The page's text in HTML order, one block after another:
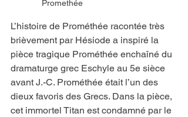
Promethée
L’histoire de Prométhée racontée très
brièvement par Hésiode a inspiré la
pièce tragique Prométhée enchaîné du
dramaturge grec Eschyle au 5e sièce
avant J.-C. Prométhée était l’un des
dieux favoris des Grecs. Dans la pièce,
cet immortel Titan est condamné par le